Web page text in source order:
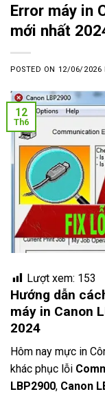
Error máy in
mới nhất
POSTED ON 12/06/2026
12
Th6
Lượt xem: 153
Hướng dẫn
máy in Canon
2024
Hôm nay mực in
khác phục lỗi
LBP2900, Canon